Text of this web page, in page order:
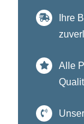
Ihre
Alle